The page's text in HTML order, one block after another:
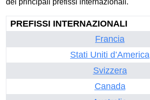
dei principali prefissi internazionali.
PREFISSI INTERNAZIONALI
Francia
Stati Uniti d’America
Svizzera
Canada